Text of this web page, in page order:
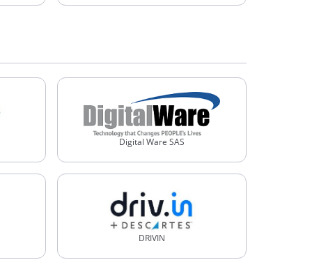
Digital Ware SAS
DRIVIN